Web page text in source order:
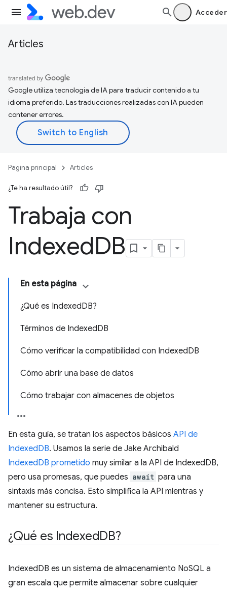
Acceder
Articles
Google utiliza tecnología de IA para traducir contenido a tu
idioma preferido. Las traducciones realizadas con IA pueden
contener errores.
Página principal Articles
¿Te ha resultado útil?
Trabaja con
IndexedDB
En esta página
¿Qué es IndexedDB?
Términos de IndexedDB
Cómo verificar la compatibilidad con IndexedDB
Cómo abrir una base de datos
Cómo trabajar con almacenes de objetos
En esta guía, se tratan los aspectos básicos API de
IndexedDB. Usamos la serie de Jake Archibald
IndexedDB prometido muy similar a la API de IndexedDB,
pero usa promesas, que puedes await para una
sintaxis más concisa. Esto simplifica la API mientras y
mantener su estructura.
¿Qué es IndexedDB?
IndexedDB es un sistema de almacenamiento NoSQL a
gran escala que permite almacenar sobre cualquier